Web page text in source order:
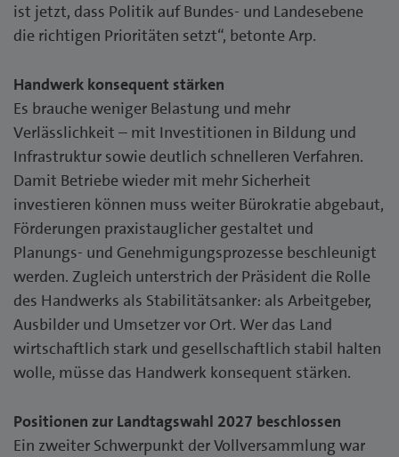
ist jetzt, dass Politik auf Bundes- und Landesebene
die richtigen Prioritäten setzt“, betonte Arp.
Handwerk konsequent stärken
Es brauche weniger Belastung und mehr
Verlässlichkeit – mit Investitionen in Bildung und
Infrastruktur sowie deutlich schnelleren Verfahren.
Damit Betriebe wieder mit mehr Sicherheit
investieren können muss weiter Bürokratie abgebaut,
Förderungen praxistauglicher gestaltet und
Planungs- und Genehmigungsprozesse beschleunigt
werden. Zugleich unterstrich der Präsident die Rolle
des Handwerks als Stabilitätsanker: als Arbeitgeber,
Ausbilder und Umsetzer vor Ort. Wer das Land
wirtschaftlich stark und gesellschaftlich stabil halten
wolle, müsse das Handwerk konsequent stärken.
Positionen zur Landtagswahl 2027 beschlossen
Ein zweiter Schwerpunkt der Vollversammlung war